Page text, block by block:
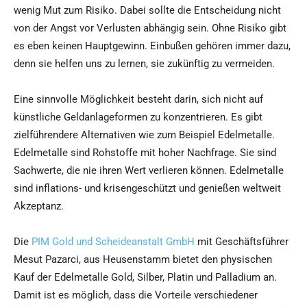
wenig Mut zum Risiko. Dabei sollte die Entscheidung nicht
von der Angst vor Verlusten abhängig sein. Ohne Risiko gibt
es eben keinen Hauptgewinn. Einbußen gehören immer dazu,
denn sie helfen uns zu lernen, sie zukünftig zu vermeiden.
Eine sinnvolle Möglichkeit besteht darin, sich nicht auf
künstliche Geldanlageformen zu konzentrieren. Es gibt
zielführendere Alternativen wie zum Beispiel Edelmetalle.
Edelmetalle sind Rohstoffe mit hoher Nachfrage. Sie sind
Sachwerte, die nie ihren Wert verlieren können. Edelmetalle
sind inflations- und krisengeschützt und genießen weltweit
Akzeptanz.
Die PIM Gold und Scheideanstalt GmbH mit Geschäftsführer
Mesut Pazarci, aus Heusenstamm bietet den physischen
Kauf der Edelmetalle Gold, Silber, Platin und Palladium an.
Damit ist es möglich, dass die Vorteile verschiedener